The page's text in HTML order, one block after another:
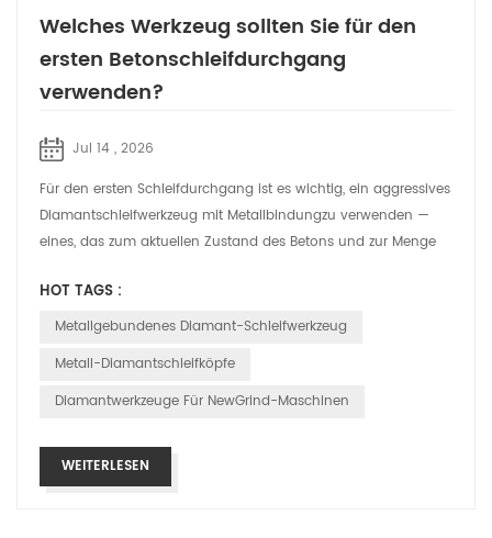
Welches Werkzeug sollten Sie für den
ersten Betonschleifdurchgang
verwenden?
Jul 14 , 2026
Für den ersten Schleifdurchgang ist es wichtig, ein aggressives
Diamantschleifwerkzeug mit Metallbindungzu verwenden —
eines, das zum aktuellen Zustand des Betons und zur Menge
HOT TAGS :
Metallgebundenes Diamant-Schleifwerkzeug
Metall-Diamantschleifköpfe
Diamantwerkzeuge Für NewGrind-Maschinen
WEITERLESEN